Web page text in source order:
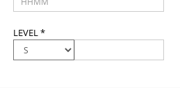
LEVEL *